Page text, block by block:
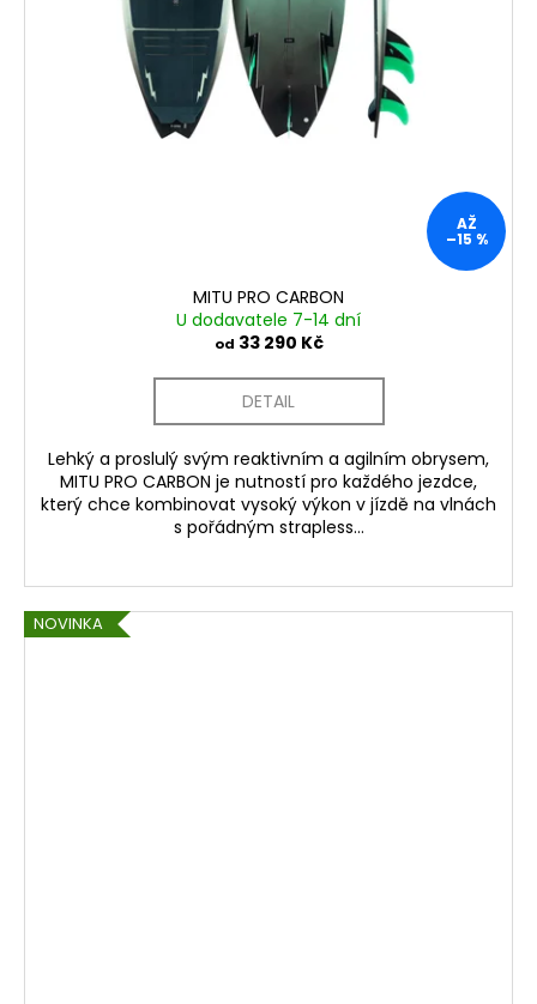
AŽ
–15 %
MITU PRO CARBON
U dodavatele 7-14 dní
od 33 290 Kč
DETAIL
Lehký a proslulý svým reaktivním a agilním obrysem,
MITU PRO CARBON je nutností pro každého jezdce,
který chce kombinovat vysoký výkon v jízdě na vlnách
s pořádným strapless...
NOVINKA